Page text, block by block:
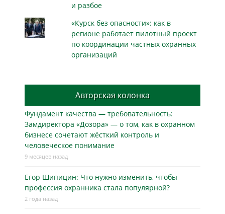
и разбое
«Курск без опасности»: как в
регионе работает пилотный проект
по координации частных охранных
организаций
Авторская колонка
Фундамент качества — требовательность:
Замдиректора «Дозора» — о том, как в охранном
бизнесe сочетают жёсткий контроль и
человеческое понимание
9 месяцев назад
Егор Шипицин: Что нужно изменить, чтобы
профессия охранника стала популярной?
2 года назад